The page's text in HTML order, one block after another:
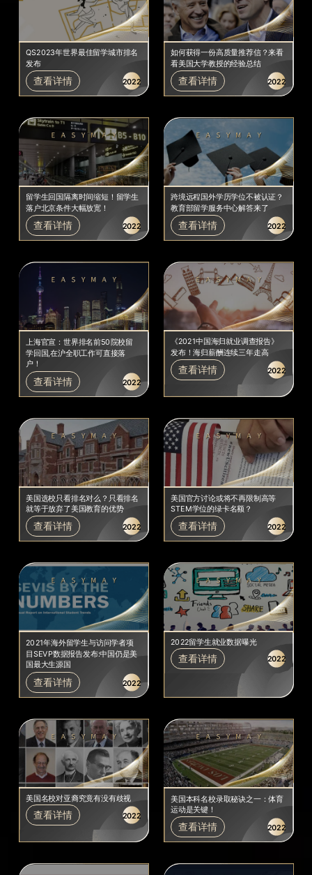
QS2023年世界最佳留学城市排名
发布
查看详情 2022
如何获得一份高质量推荐信？来看
看美国大学教授的经验总结
查看详情 2022
留学生回国隔离时间缩短！留学生
落户北京条件大幅放宽！
查看详情 2022
跨境远程国外学历学位不被认证？
教育部留学服务中心解答来了
查看详情 2022
上海官宣：世界排名前50院校留
学回国,在沪全职工作可直接落
户！
查看详情 2022
《2021中国海归就业调查报告》
发布！海归薪酬连续三年走高
查看详情 2022
美国选校只看排名对么？只看排名
就等于放弃了美国教育的优势
查看详情 2022
美国官方讨论或将不再限制高等
STEM学位的绿卡名额？
查看详情 2022
2021年海外留学生与访问学者项
目SEVP数据报告发布:中国仍是美
国最大生源国
查看详情 2022
2022留学生就业数据曝光
查看详情 2022
美国名校对亚裔究竟有没有歧视
查看详情 2022
美国本科名校录取秘诀之一：体育
运动是关键！
查看详情 2022